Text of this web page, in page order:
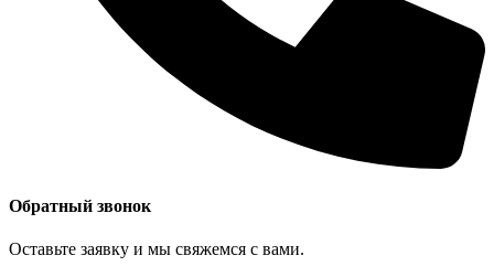
Обратный звонок
Оставьте заявку и мы свяжемся с вами.